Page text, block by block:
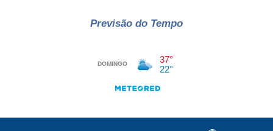
Previsão do Tempo